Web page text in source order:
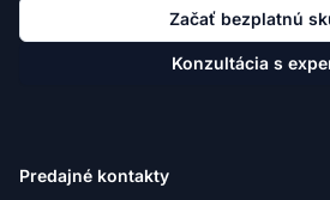
Začať bezplatnú
Konzultácia s
Predajné kontakty